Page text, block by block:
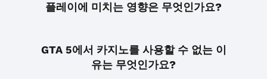
플레이에 미치는 영향은 무엇인가요?
GTA 5에서 카지노를 사용할 수 없는 이
유는 무엇인가요?